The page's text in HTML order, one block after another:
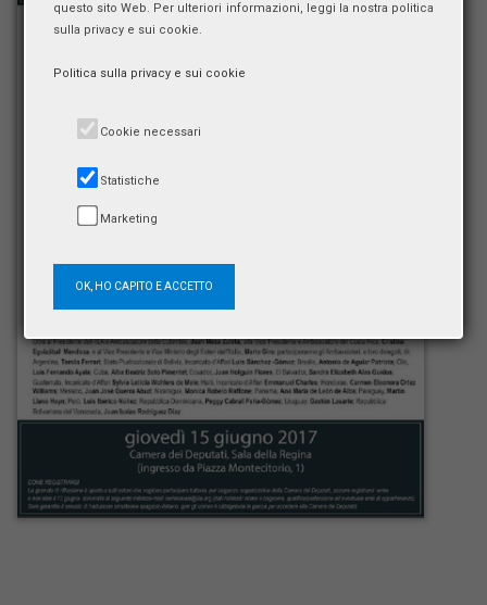
questo sito Web. Per ulteriori informazioni, leggi la nostra politica
sulla privacy e sui cookie.
Politica sulla privacy e sui cookie
Cookie necessari
Statistiche
Marketing
OK, HO CAPITO E ACCETTO